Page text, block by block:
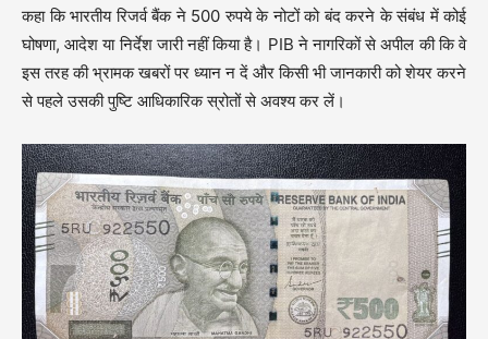
कहा कि भारतीय रिजर्व बैंक ने 500 रुपये के नोटों को बंद करने के संबंध में कोई
घोषणा, आदेश या निर्देश जारी नहीं किया है। PIB ने नागरिकों से अपील की कि वे
इस तरह की भ्रामक खबरों पर ध्यान न दें और किसी भी जानकारी को शेयर करने
से पहले उसकी पुष्टि आधिकारिक स्रोतों से अवश्य कर लें।